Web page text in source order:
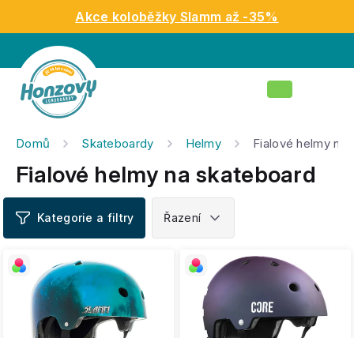
obsah
Akce koloběžky Slamm až -35%
Nákupní
Domů Skateboardy Helmy Fialové helmy na
Fialové helmy na skateboard
ý
p
i
s